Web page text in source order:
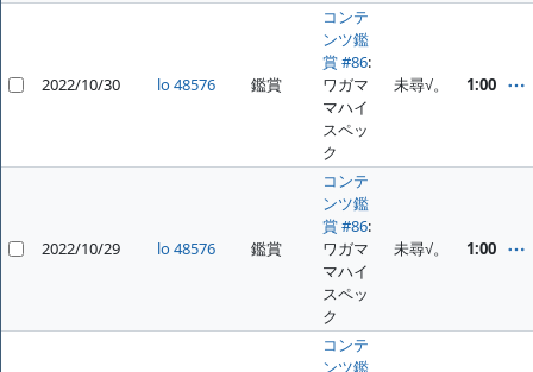
2022/10/30 lo 48576 鑑賞
コンテ
ンツ鑑
賞 #86:
ワガマ
マハイ
スペッ
ク
未尋√。 1:00
2022/10/29 lo 48576 鑑賞
コンテ
ンツ鑑
賞 #86:
ワガマ
マハイ
スペッ
ク
未尋√。 1:00
コンテ
ンツ鑑